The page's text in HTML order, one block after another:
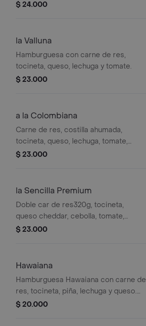
queso, tomate lechuga y salsa de la
$ 24.000
la Valluna
Hamburguesa con carne de res,
tocineta, queso, lechuga y tomate.
$ 23.000
a la Colombiana
Carne de res, costilla ahumada,
tocineta, queso, lechuga, tomate,
cebolla, salsa de la casa, huevo frito,
$ 23.000
la Sencilla Premium
Doble car de res320g, tocineta,
queso cheddar, cebolla, tomate,
lechuga, salsa de la casa.
$ 23.000
Hawaiana
Hamburguesa Hawaiana con carne de
res, tocineta, piña, lechuga y queso.
Incluye salsa especial de la casa.
$ 20.000